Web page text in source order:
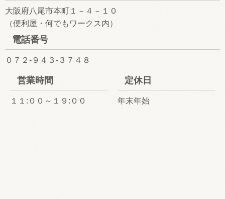
大阪府八尾市本町１－４－１０
（便利屋・何でもワークス内）
電話番号
０７２-９４３-３７４８
営業時間
１１:００～１９:００
定休日
年末年始